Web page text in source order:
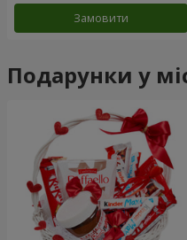
Замовити
Подарунки у